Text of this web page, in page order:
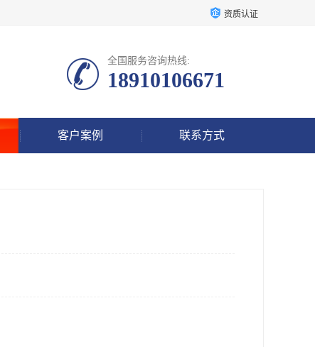
资质认证
全国服务咨询热线:
18910106671
客户案例 联系方式